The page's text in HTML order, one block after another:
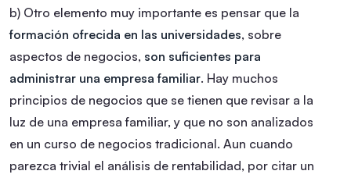
b) Otro elemento muy importante es pensar que la
formación ofrecida en las universidades, sobre
aspectos de negocios, son suficientes para
administrar una empresa familiar. Hay muchos
principios de negocios que se tienen que revisar a la
luz de una empresa familiar, y que no son analizados
en un curso de negocios tradicional. Aun cuando
parezca trivial el análisis de rentabilidad, por citar un